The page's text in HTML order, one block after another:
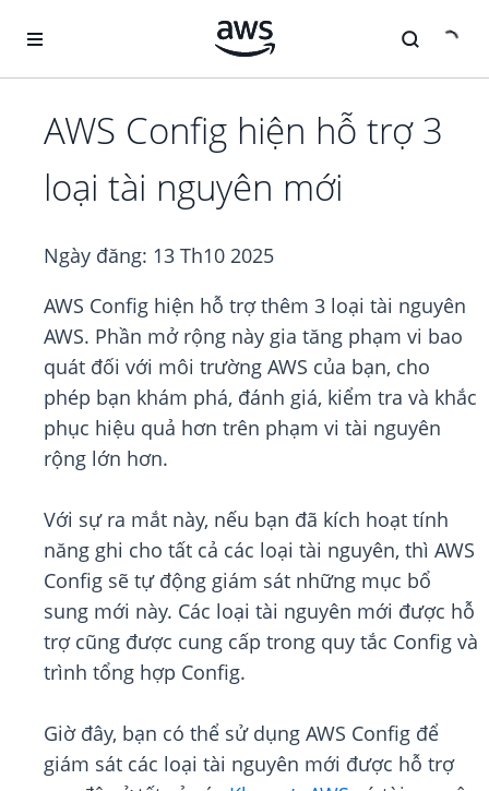
AWS Config hiện hỗ trợ 3
loại tài nguyên mới
Ngày đăng: 13 Th10 2025
AWS Config hiện hỗ trợ thêm 3 loại tài nguyên
AWS. Phần mở rộng này gia tăng phạm vi bao
quát đối với môi trường AWS của bạn, cho
phép bạn khám phá, đánh giá, kiểm tra và khắc
phục hiệu quả hơn trên phạm vi tài nguyên
rộng lớn hơn.
Với sự ra mắt này, nếu bạn đã kích hoạt tính
năng ghi cho tất cả các loại tài nguyên, thì AWS
Config sẽ tự động giám sát những mục bổ
sung mới này. Các loại tài nguyên mới được hỗ
trợ cũng được cung cấp trong quy tắc Config và
trình tổng hợp Config.
Giờ đây, bạn có thể sử dụng AWS Conﬁg để
giám sát các loại tài nguyên mới được hỗ trợ